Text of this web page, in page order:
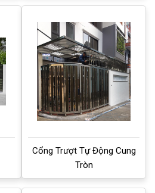
Cổng Trượt Tự Động Cung
Tròn